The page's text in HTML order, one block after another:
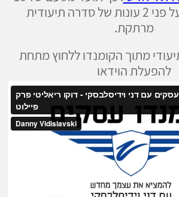
בעלי עסקים על פני 2 עונות של סדרה תיעודית
מרתקת.
מתוך הקומנדו ללחוץ מתחת
להפעלת הוידאו